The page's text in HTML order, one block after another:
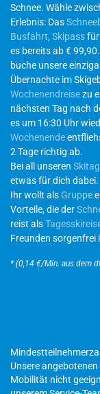
Schnee. Wähle
Erlebnis: Das
Busfahrt,Skipassfür
es bereits ab €
buche unsere
Übernachte im
Wochenendreisezu
nächsten Tag nach
es um 16:30 Uhr
Wochenende
2 Tage richtig ab.
Bei all unseren
etwas für dich dabei.
Ihr wollt alsGruppe
Vorteile, die der
reist als
Freunden sorgenfrei
* (0,14 €/Min. aus dem
Unsere
Mobilität nicht